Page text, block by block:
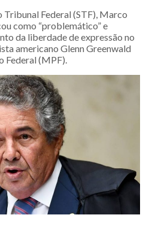
Tribunal Federal (STF), Marco
como “problemático” e
da liberdade de expressão no
americano Glenn Greenwald
Federal (MPF).